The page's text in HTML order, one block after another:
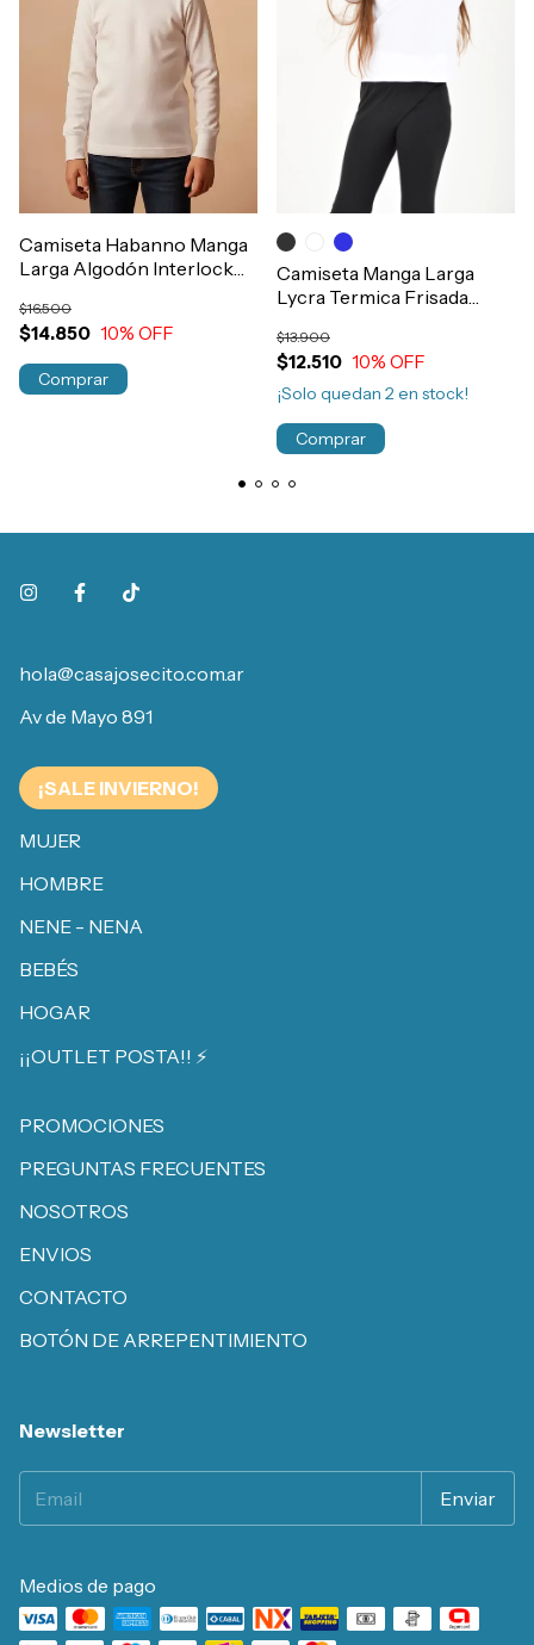
Camiseta Habanno Manga
Larga Algodón Interlock
Art.513
$14.850
$16.500
10% OFF
Comprar
Camiseta Manga Larga
Lycra Termica Frisada
$12.510
$13.900
10% OFF
¡Solo quedan 2en stock!
Comprar
hola@casajosecito.com.ar
Av de Mayo 891
¡SALE INVIERNO!
MUJER
HOMBRE
NENE - NENA
BEBÉS
HOGAR
¡¡OUTLET POSTA!! ⚡️
PROMOCIONES
PREGUNTAS FRECUENTES
NOSOTROS
ENVIOS
CONTACTO
BOTÓN DE ARREPENTIMIENTO
Newsletter
Medios de pago